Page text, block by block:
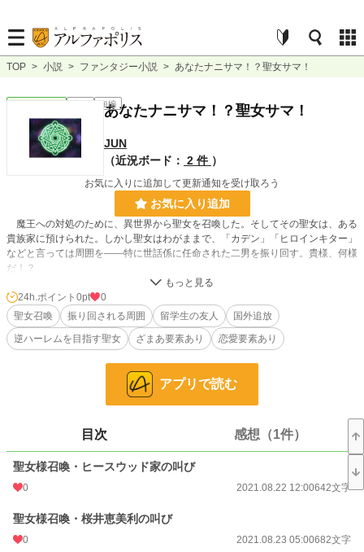
TOP > 小説 > ファンタジー小説 > あなたナニサマ！？聖女サマ！
短編
あなたナニサマ！？聖女サマ！
JUN
（近況ボード： 2 件 ）
お気に入りに追加して更新通知を受け取ろう
お気に入り追加
魔王への対処のために、異世界から聖女を召喚した。そしてその聖女は、ある
貴族家に預けられた。しかし聖女はわがままで、「カデン」「ヒロインキター」
などと言っては周囲を――特に世話係に任命された二男を振り回す。貴様、何様
だ！？
小説 228,871 位 / 228,871 件
ファンタジー 53,342 位 / 53,342 件
初回公開日時 2021.08.22 12:00
24h.ポイント 0pt
0
聖女召喚
振り回される周囲 留学生の友人
国外追放
逆ハーレムを目指す聖女
ざまあ要素あり 恋愛要素あり
アプリで読む
目次 感想（1件）
聖女様召喚・ヒースウッド家の叫び
0 2021.08.22 12:00642文字
聖女様召喚・桜井恵美利の叫び
0 2021.08.23 05:00682文字